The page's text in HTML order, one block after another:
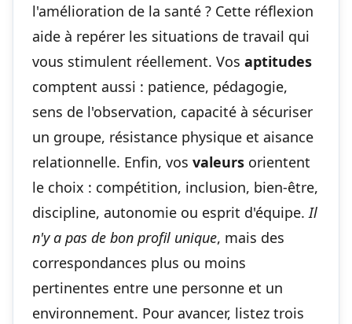
l'amélioration de la santé ? Cette réflexion
aide à repérer les situations de travail qui
vous stimulent réellement. Vos aptitudes
comptent aussi : patience, pédagogie,
sens de l'observation, capacité à sécuriser
un groupe, résistance physique et aisance
relationnelle. Enfin, vos valeurs orientent
le choix : compétition, inclusion, bien-être,
discipline, autonomie ou esprit d'équipe.Il
n'y a pas de bon profil unique, mais des
correspondances plus ou moins
pertinentes entre une personne et un
environnement. Pour avancer, listez trois